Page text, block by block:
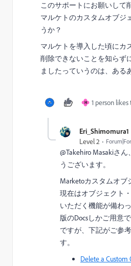
このサポートにお願いして
マルケトのカスタムオブジ
うか？
マルケトを導入した頃にカ
削除できないことを知らず
ましたっていうのは、ある
H 1 person likes
Eri_Shimomura1
Level 2
@Takehiro Masaki​さ
うございます。
Marketoカスタムオブ
現在はオブジェクト
いただく機能が備わ
版のDocsしかご用意
ですが、下記がご参
す。
Delete a Custom